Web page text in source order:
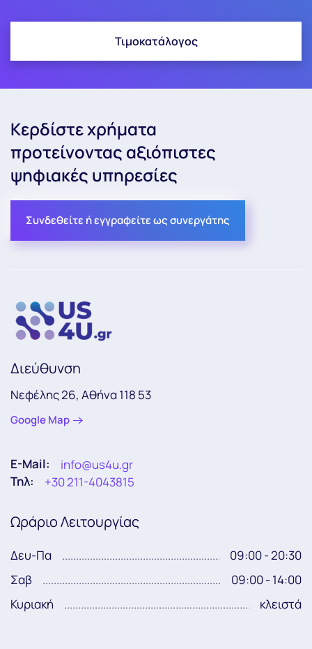
Τιμοκατάλογος
Κερδίστε χρήματα
προτείνοντας αξιόπιστες
ψηφιακές υπηρεσίες
Συνδεθείτε ή εγγραφείτε ως συνεργάτης
Διεύθυνση
Νεφέλης 26, Αθήνα 118 53
Google Map
E-Mail:
info@us4u.gr
Τηλ:
+30 211-4043815
Ωράριο Λειτουργίας
Δευ-Πα
09:00 - 20:30
Σαβ
09:00 - 14:00
Κυριακή
κλειστά